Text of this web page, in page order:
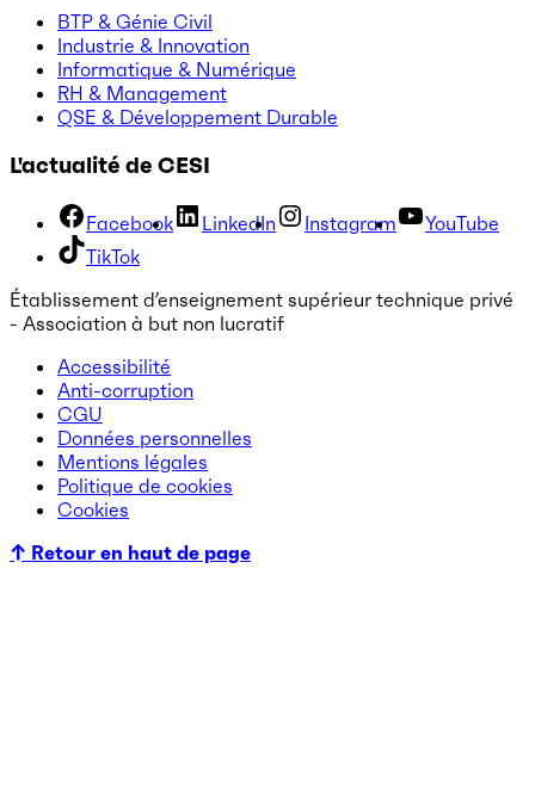
BTP & Génie Civil
Industrie & Innovation
Informatique & Numérique
RH & Management
QSE & Développement Durable
L'actualité de CESI
Facebook LinkedIn Instagram
YouTube
TikTok
Établissement d’enseignement supérieur technique privé
- Association à but non lucratif
Accessibilité
Anti-corruption
CGU
Données personnelles
Mentions légales
Politique de cookies
Cookies
↑ Retour en haut de page